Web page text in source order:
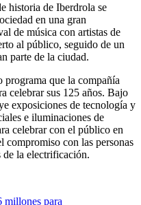
historia de Iberdrola se
en una gran
de música con artistas de
al público, seguido de un
parte de la ciudad.
programa que la compañía
celebrar sus 125 años. Bajo
exposiciones de tecnología y
e iluminaciones de
celebrar con el público en
compromiso con las personas
de la electrificación.